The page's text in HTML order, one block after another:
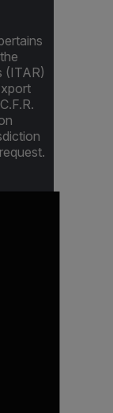
(ITAR)